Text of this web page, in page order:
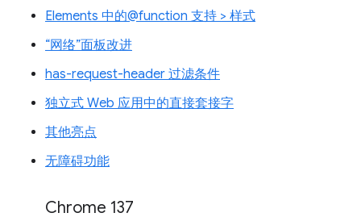
Elements 中的@function 支持 > 样式
“网络”面板改进
has-request-header 过滤条件
独立式 Web 应用中的直接套接字
其他亮点
无障碍功能
Chrome 137